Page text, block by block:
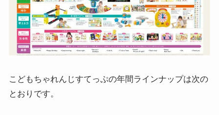
こどもちゃれんじすてっぷの年間ラインナップは次の
とおりです。